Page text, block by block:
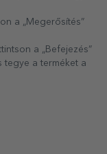
a „Megerősítés”
a „Befejezés”
tegye a terméket a